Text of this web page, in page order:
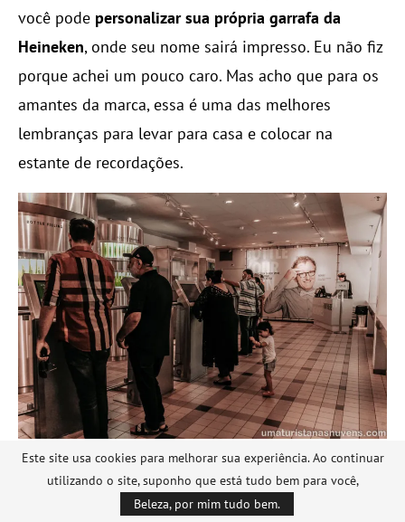
você pode personalizar sua própria garrafa da
Heineken, onde seu nome sairá impresso. Eu não fiz
porque achei um pouco caro. Mas acho que para os
amantes da marca, essa é uma das melhores
lembranças para levar para casa e colocar na
estante de recordações.
Essas são as máquinas onde o visitante pode
personalizar sua própria garrafa da Heineken
Este site usa cookies para melhorar sua experiência. Ao continuar
utilizando o site, suponho que está tudo bem para você,
Beleza, por mim tudo bem.